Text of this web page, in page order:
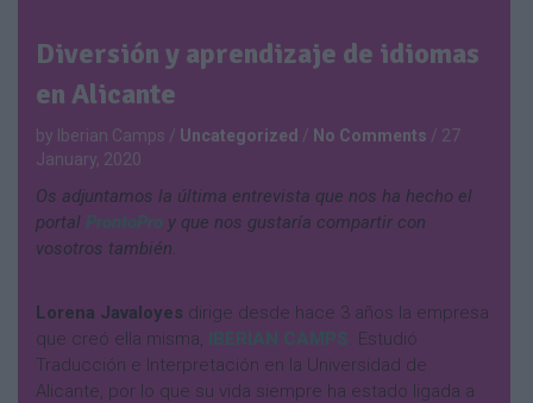
Diversión y aprendizaje de idiomas
en Alicante
by Iberian Camps / Uncategorized / No Comments / 27
January, 2020
Os adjuntamos la última entrevista que nos ha hecho el
portal ProntoPro y que nos gustaría compartir con
vosotros también.
Lorena Javaloyes dirige desde hace 3 años la empresa
que creó ella misma, IBERIAN CAMPS . Estudió
Traducción e Interpretación en la Universidad de
Alicante, por lo que su vida siempre ha estado ligada a